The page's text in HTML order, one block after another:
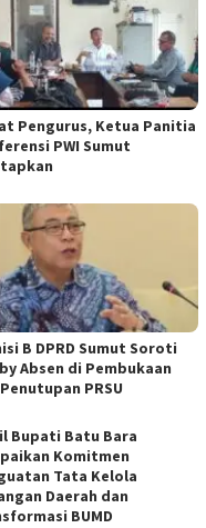
Pengurus, Ketua Panitia
PWI Sumut
B DPRD Sumut Soroti
Absen di Pembukaan
PRSU
Bupati Batu Bara
Komitmen
Tata Kelola
Daerah dan
BUMD